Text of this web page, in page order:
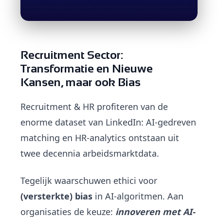
Recruitment Sector:
Transformatie en Nieuwe
Kansen, maar ook Bias
Recruitment & HR profiteren van de
enorme dataset van LinkedIn: AI-gedreven
matching en HR-analytics ontstaan uit
twee decennia arbeidsmarktdata.
Tegelijk waarschuwen ethici voor
(versterkte) bias in AI-algoritmen. Aan
organisaties de keuze: innoveren met AI-